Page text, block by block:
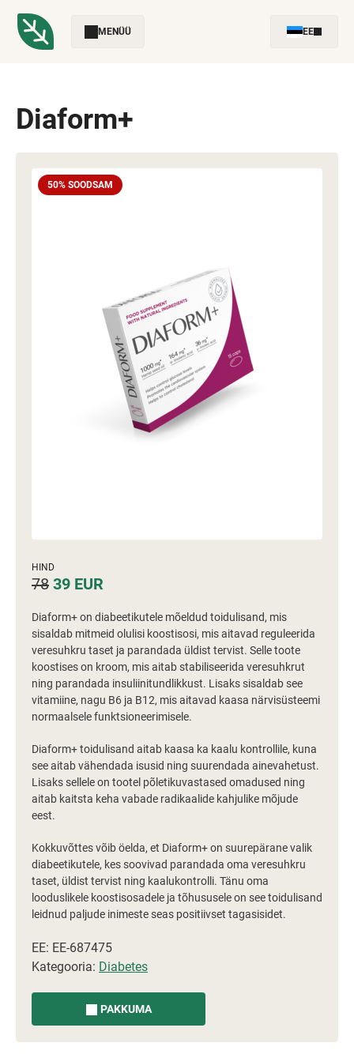
MENÜÜ EE
Diaform+
50% SOODSAM
HIND
78 39 EUR
Diaform+ on diabeetikutele mõeldud toidulisand, mis
sisaldab mitmeid olulisi koostisosi, mis aitavad reguleerida
veresuhkru taset ja parandada üldist tervist. Selle toote
koostises on kroom, mis aitab stabiliseerida veresuhkrut
ning parandada insuliinitundlikkust. Lisaks sisaldab see
vitamiine, nagu B6 ja B12, mis aitavad kaasa närvisüsteemi
normaalsele funktsioneerimisele.
Diaform+ toidulisand aitab kaasa ka kaalu kontrollile, kuna
see aitab vähendada isusid ning suurendada ainevahetust.
Lisaks sellele on tootel põletikuvastased omadused ning
aitab kaitsta keha vabade radikaalide kahjulike mõjude
eest.
Kokkuvõttes võib öelda, et Diaform+ on suurepärane valik
diabeetikutele, kes soovivad parandada oma veresuhkru
taset, üldist tervist ning kaalukontrolli. Tänu oma
looduslikele koostisosadele ja tõhususele on see toidulisand
leidnud paljude inimeste seas positiivset tagasisidet.
EE: EE-687475
Kategooria: Diabetes
PAKKUMA